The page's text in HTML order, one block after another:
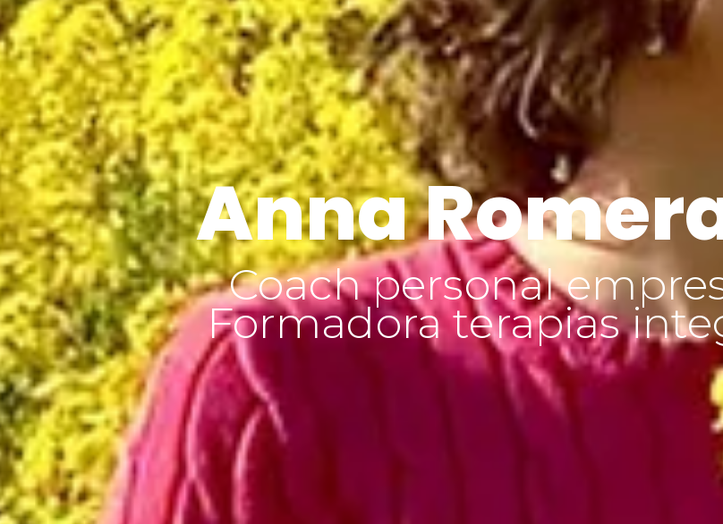
Anna
Coach personal
Formadora terapias